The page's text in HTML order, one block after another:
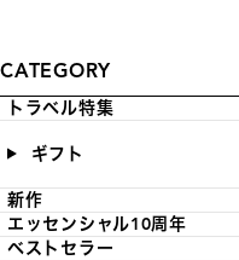
CATEGORY
トラベル特集
ギフト
新作
エッセンシャル10周年
ベストセラー